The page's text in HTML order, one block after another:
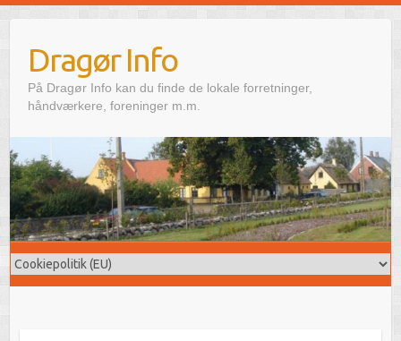
Dragør Info
På Dragør Info kan du finde de lokale forretninger,
håndværkere, foreninger m.m.